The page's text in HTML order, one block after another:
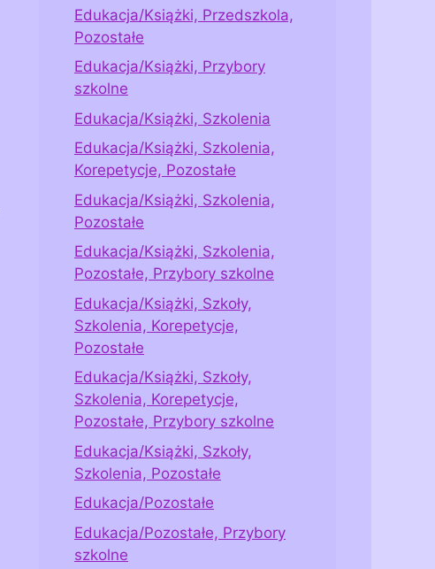
Edukacja/Książki, Przedszkola,
Pozostałe
Edukacja/Książki, Przybory
szkolne
Edukacja/Książki, Szkolenia
Edukacja/Książki, Szkolenia,
Korepetycje, Pozostałe
Edukacja/Książki, Szkolenia,
Pozostałe
Edukacja/Książki, Szkolenia,
Pozostałe, Przybory szkolne
Edukacja/Książki, Szkoły,
Szkolenia, Korepetycje,
Pozostałe
Edukacja/Książki, Szkoły,
Szkolenia, Korepetycje,
Pozostałe, Przybory szkolne
Edukacja/Książki, Szkoły,
Szkolenia, Pozostałe
Edukacja/Pozostałe
Edukacja/Pozostałe, Przybory
szkolne